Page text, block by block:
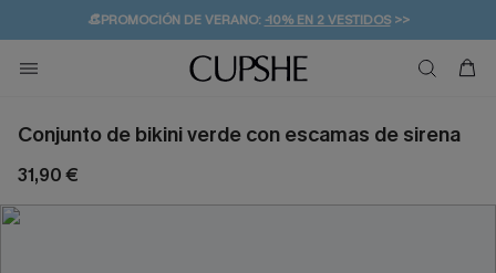
👒PROMOCIÓN DE VERANO:-10% EN 2 VESTIDOS>>
💌¡SUSCRIBIRSE & GANAR -10% EXTRA!
🚚ENVÍO GRATUITO A PARTIR DE 49 € >>
Conjunto de bikini verde con escamas de sirena
31,90 €